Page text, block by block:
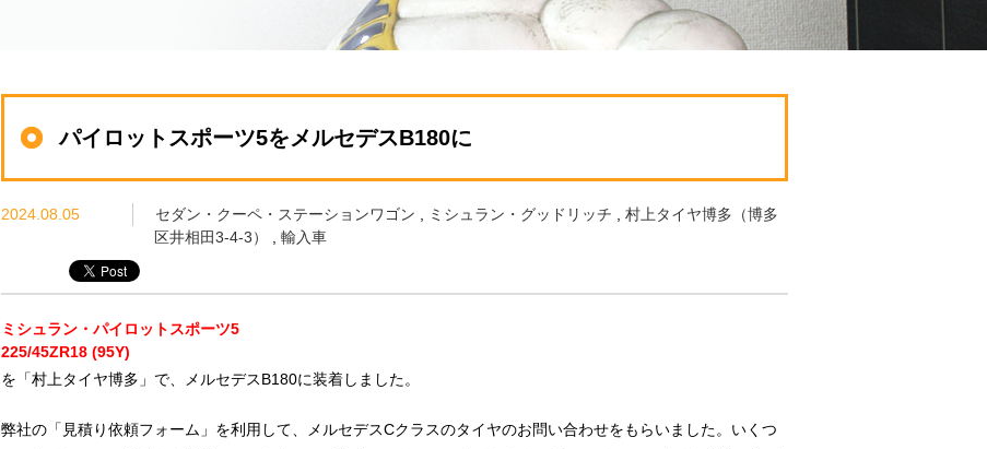
パイロットスポーツ5をメルセデスB180に
2024.08.05 セダン・クーペ・ステーションワゴン ミシュラン・グッドリッチ
村上タイヤ博多（博多
区井相田3-4-3）
輸入車
ミシュラン・パイロットスポーツ5
225/45ZR18 (95Y)
を「村上タイヤ博多」で、メルセデスB180に装着しました。
弊社の「見積り依頼フォーム」を利用して、メルセデスCクラスのタイヤのお問い合わせをもらいました。いくつ